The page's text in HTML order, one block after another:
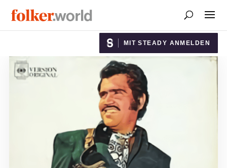
MIT STEADY ANMELDEN